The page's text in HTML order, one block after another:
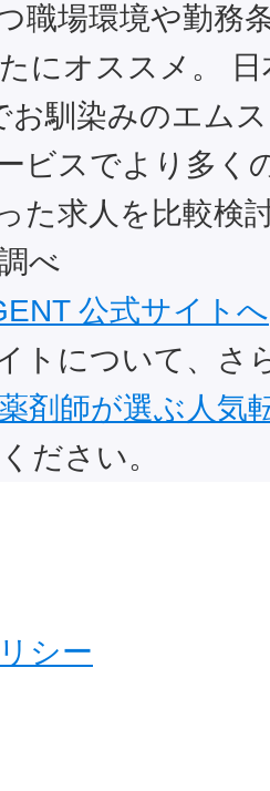
職場環境や勤務
にオススメ。
お馴染みのエム
ビスでより多く
た求人を比較検
べ
公式サイトへ
トについて、さ
剤師が選ぶ人気
ださい。
シー